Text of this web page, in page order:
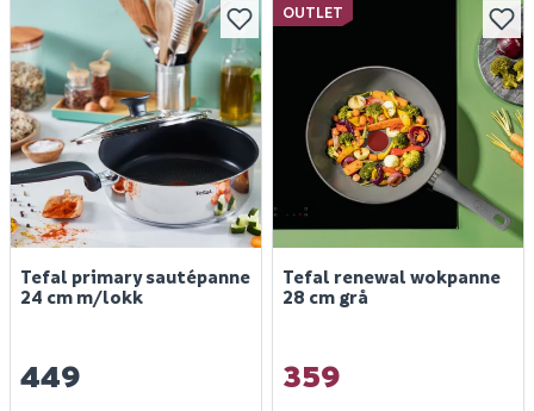
Tefal primary sautépanne
24 cm m/lokk
449
OUTLET
Tefal renewal wokpanne
28 cm grå
359